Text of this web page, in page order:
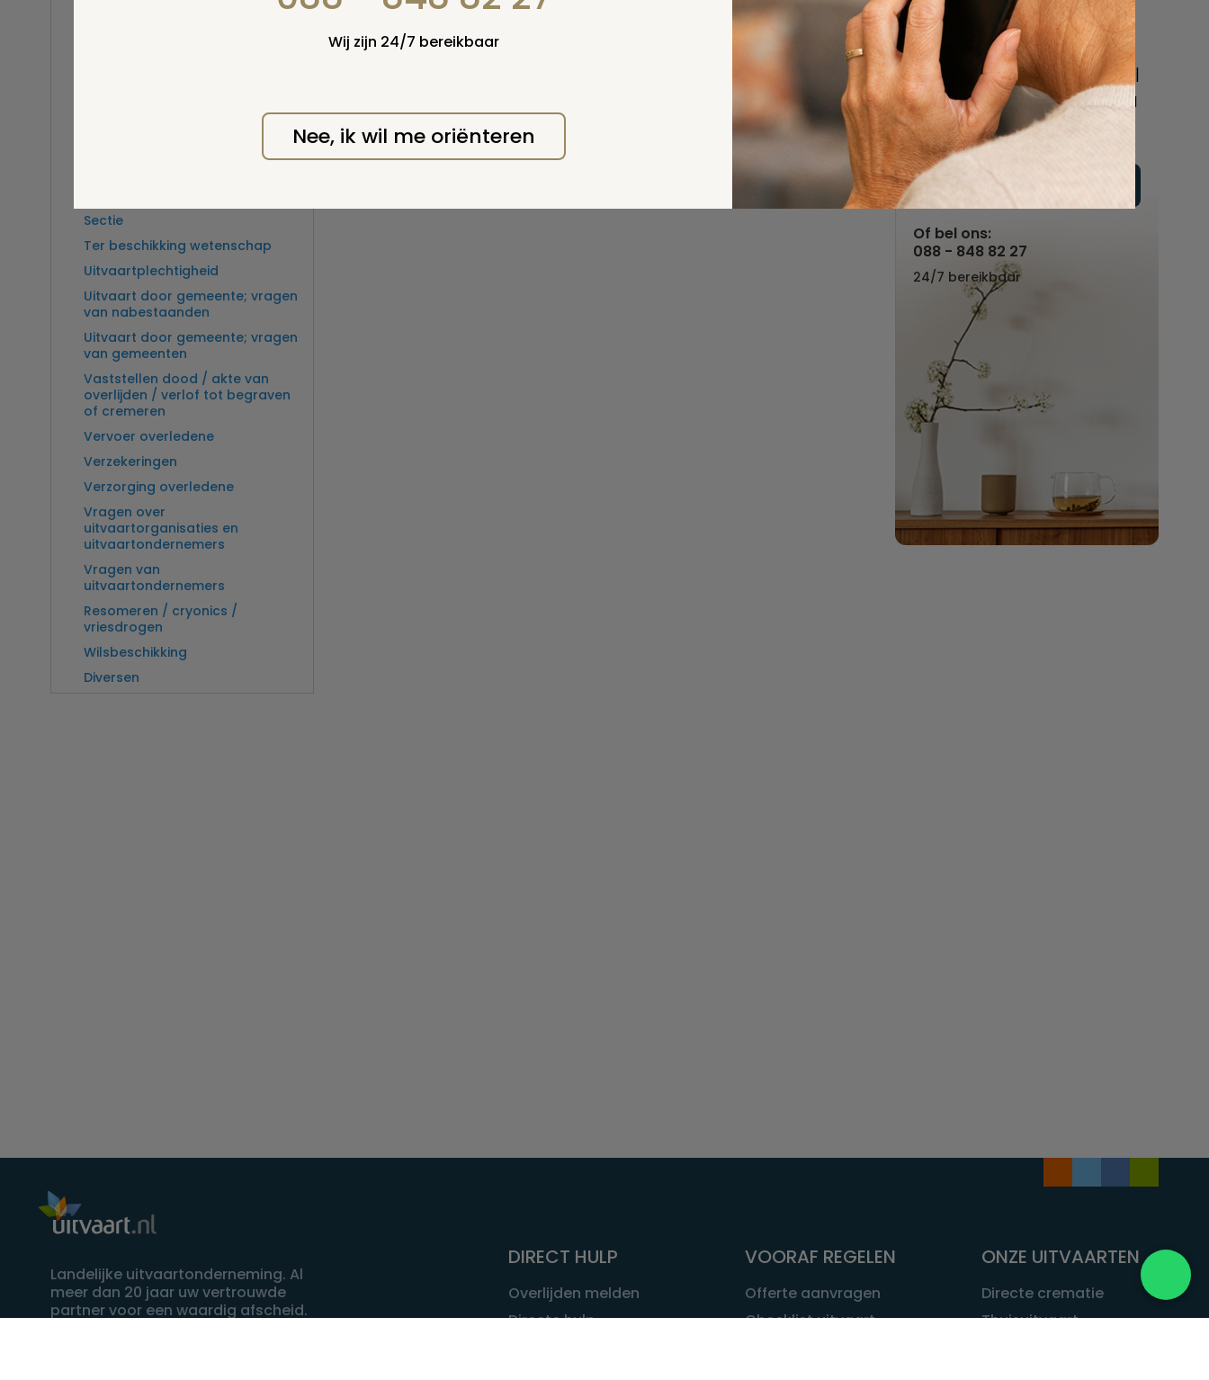
Sectie
Ter beschikking wetenschap
Uitvaartplechtigheid
Uitvaart door gemeente; vragen
van nabestaanden
Uitvaart door gemeente; vragen
van gemeenten
Vaststellen dood / akte van
overlijden / verlof tot begraven
of cremeren
Vervoer overledene
Verzekeringen
Verzorging overledene
Vragen over
uitvaartorganisaties en
uitvaartondernemers
Vragen van
uitvaartondernemers
Resomeren / cryonics /
vriesdrogen
Wilsbeschikking
Diversen
regelen
Beschrijf uw wensen
online of bel ons geheel
vrijblijvend voor hulp na
een overlijden.
Vul hier uw wensen in
Of bel ons:
088 - 848 82 27
24/7 bereikbaar
Landelijke uitvaartonderneming. Al
meer dan 20 jaar uw vertrouwde
partner voor een waardig afscheid.
DIRECT HULP
Overlijden melden
Directe hulp
VOORAF REGELEN
Offerte aanvragen
Checklist uitvaart
ONZE UITVAARTEN
Directe crematie
Thuisuitvaart
Wij zijn 24/7 bereikbaar
Nee, ik wil me oriënteren